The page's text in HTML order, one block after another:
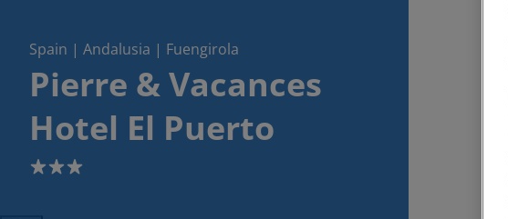
Spain | Andalusia | Fuengirola
Pierre & Vacances
Hotel El Puerto
3